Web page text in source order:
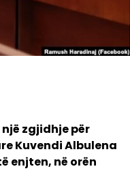
zgjidhje për
Kuvendi Albulena
enjten, në orën